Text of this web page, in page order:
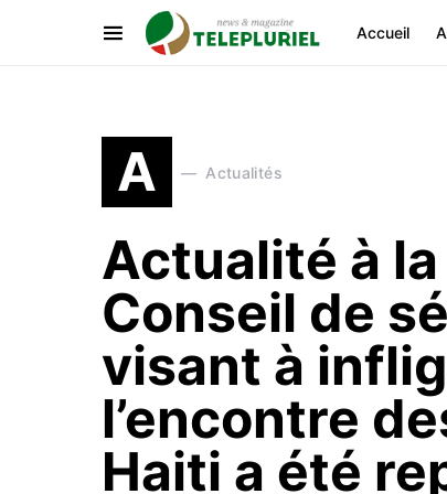
Accueil
A Actualités
Actualité à
Conseil de
visant à
l’encontre
Haiti a été